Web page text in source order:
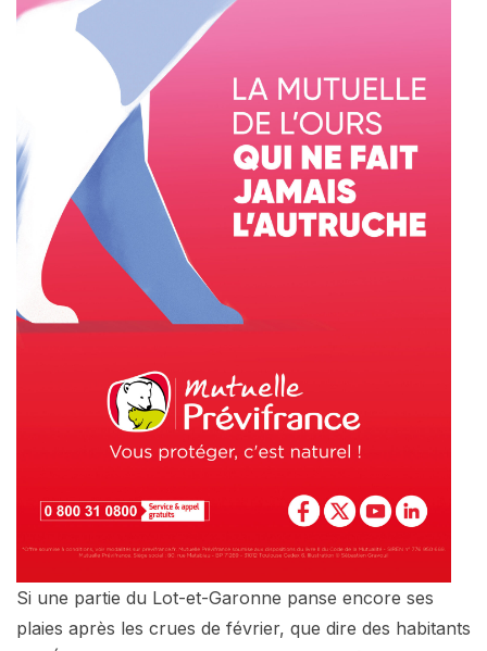
Si une partie du Lot-et-Garonne panse encore ses
plaies après les crues de février, que dire des habitants